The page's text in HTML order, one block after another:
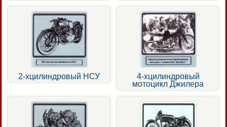
2-хцилиндровый НСУ
4-хцилиндровый
мотоцикл Джилера